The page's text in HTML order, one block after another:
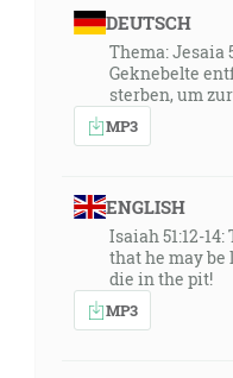
Lebo jako v
Kristovi všetci budú
04:23
A potom sa stane,
04:28
A dám vám nové
vnútra a odstránim
dám vám srdce z
DEUTSCH
Thema: Jesaia
Geknebelte
sterben, um
MP3
ENGLISH
Isaiah 51:12-
that he may be
die in the pit!
MP3